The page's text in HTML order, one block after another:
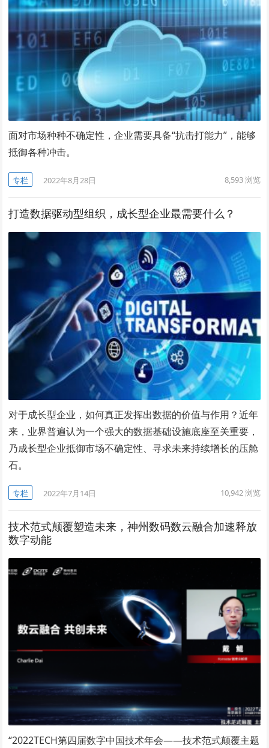
面对市场种种不确定性，企业需要具备“抗击打能力”，能够
抵御各种冲击。
专栏 2022年8月28日 8,593浏览
打造数据驱动型组织，成长型企业最需要什么？
对于成长型企业，如何真正发挥出数据的价值与作用？近年
来，业界普遍认为一个强大的数据基础设施底座至关重要，
乃成长型企业抵御市场不确定性、寻求未来持续增长的压舱
石。
专栏 2022年7月14日 10,942浏览
技术范式颠覆塑造未来，神州数码数云融合加速释放
数字动能
“2022TECH第四届数字中国技术年会——技术范式颠覆主题